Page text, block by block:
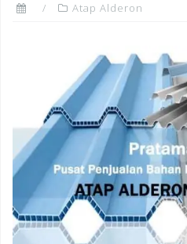
Atap Alderon